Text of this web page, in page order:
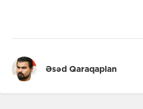
Əsəd Qaraqaplan